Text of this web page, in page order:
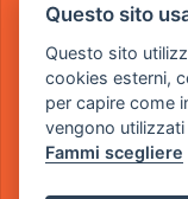
tel.: +39 030 376
pec:
LINK UTILI
Chi siamo
Informazioni
Questo sito
Questo sito
cookies esterni,
per capire come
vengono
Fammi scegliere